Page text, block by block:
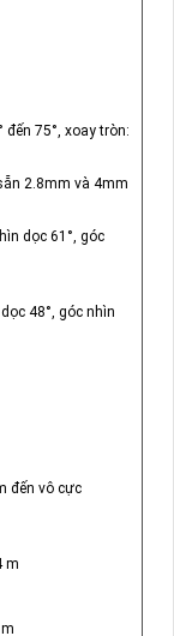
đến 75°, xoay tròn:
2.8mm và 4mm
dọc 61°, góc
48°, góc nhìn
đến vô cực
m